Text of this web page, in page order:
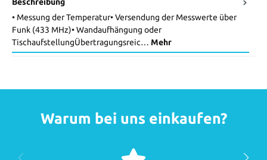
• Messung der Temperatur• Versendung der Messwerte über
Funk (433 MHz)• Wandaufhängung oder
TischaufstellungÜbertragungsreic… Mehr
Warum bei uns einkaufen?